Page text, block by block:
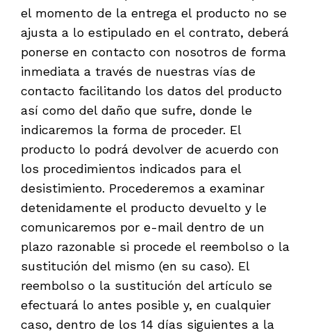
el momento de la entrega el producto no se
ajusta a lo estipulado en el contrato, deberá
ponerse en contacto con nosotros de forma
inmediata a través de nuestras vías de
contacto facilitando los datos del producto
así como del daño que sufre, donde le
indicaremos la forma de proceder. El
producto lo podrá devolver de acuerdo con
los procedimientos indicados para el
desistimiento. Procederemos a examinar
detenidamente el producto devuelto y le
comunicaremos por e-mail dentro de un
plazo razonable si procede el reembolso o la
sustitución del mismo (en su caso). El
reembolso o la sustitución del artículo se
efectuará lo antes posible y, en cualquier
caso, dentro de los 14 días siguientes a la